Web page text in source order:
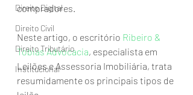
Direito Digital
Direito Civil
Direito Tributário
Institucional
compradores.
Neste artigo, o escritório Ribeiro &
Tobias Advocacia, especialista em
Leilões e Assessoria Imobiliária, trata
resumidamente os principais tipos de